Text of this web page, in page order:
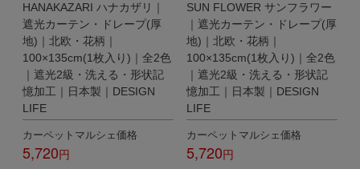
HANAKAZARI ハナカザリ｜
遮光カーテン・ドレープ(厚
地)｜北欧・花柄｜
100×135cm(1枚入り)｜全2色
｜遮光2級・洗える・形状記
憶加工｜日本製｜DESIGN
LIFE
カーペットマルシェ価格
5,720
SUN FLOWER サンフラワー
｜遮光カーテン・ドレープ(厚
地)｜北欧・花柄｜
100×135cm(1枚入り)｜全2色
｜遮光2級・洗える・形状記
憶加工｜日本製｜DESIGN
LIFE
カーペットマルシェ価格
5,720